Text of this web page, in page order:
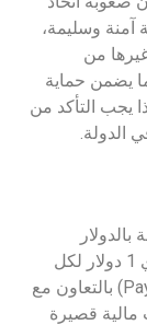
آمنة وسليمة،
من
يضمن حماية
يجب التأكد من
الدولة.
الأمريكي تهدف للحفاظ على قيمة ثابتة تساوي 1 دولار لكل
1PYUSD ، ويتم إصدارها من قبل شركة (PayPal) بالتعاون مع
مالية قصيرة